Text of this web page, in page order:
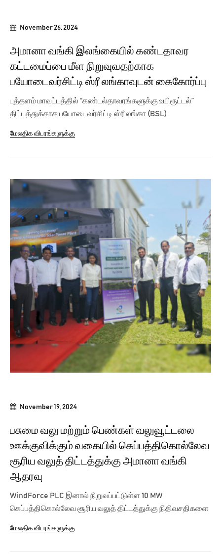
November 26, 2024
அமானா வங்கி இலங்கையில் கண்டதாவர
கட்டமைப்பை மீள நிறுவுவதற்காக
பயோடைவர்சிட்டி ஸ்ரீ லங்காவுடன் கைகோர்ப்பு
புத்தளம் மாவட்டத்தில் “கண்டல்தாவரங்களுக்கு உயிரூட்டல்”
திட்டத்துக்காக பயோடைவர்சிட்டி ஸ்ரீ லங்கா (BSL)
மேலதிக விபரங்களுக்கு
November 19, 2024
பசுமை வலு மற்றும் பெண்கள் வலுவூட்டலை
ஊக்குவிக்கும் வகையில் கெப்பத்திகொல்லேவ
சூரிய வலுத் திட்டத்துக்கு அமானா வங்கி
ஆதரவு
WindForce PLC இனால் நிறுவப்பட்டுள்ள 10 MW
கெப்பத்திகொல்லேவ சூரிய வலுத் திட்டத்துக்கு நிதிவசதிகளை
மேலதிக விபரங்களுக்கு